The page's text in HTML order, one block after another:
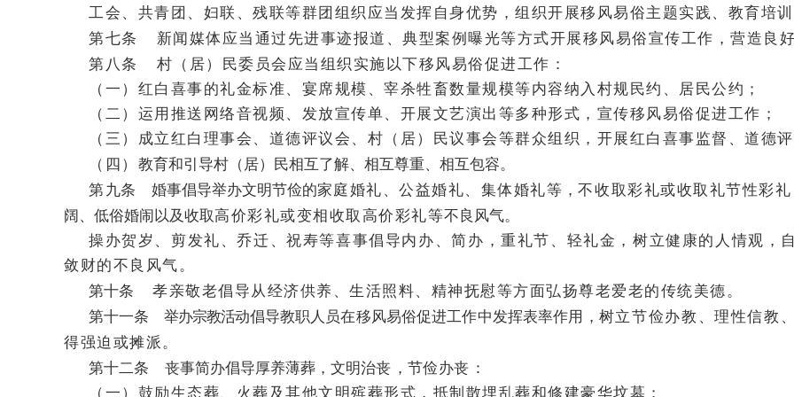
工会、共青团、妇联、残联等群团组织应当发挥自身优势，组织开展移风易俗主题实践、教育培
第七条
新闻媒体应当通过先进事迹报道、典型案例曝光等方式开展移风易俗宣传工作，营造良
第八条
村（居）民委员会应当组织实施以下移风易俗促进工作：
（一）红白喜事的礼金标准、宴席规模、宰杀牲畜数量规模等内容纳入村规民约、居民公约；
（二）运用推送网络音视频、发放宣传单、开展文艺演出等多种形式，宣传移风易俗促进工作；
（三）成立红白理事会、道德评议会、村（居）民议事会等群众组织，开展红白喜事监督、道德
（四） 教育和引导村（居）民相互了解、相互尊重、相互包容。
第九条 婚事倡导举办文明节俭的家庭婚礼、公益婚礼、集体婚礼等 ，不收取彩礼或收取礼节性彩
阔、低俗婚闹以及收取高价彩礼或变相收取高价彩礼等不良风气。
操办贺岁、剪发礼、乔迁、祝寿等喜事倡导内办、简办，重礼节、轻礼金，树立健康的人情观，
敛财的不良风气。
第十条
孝亲敬老倡导从经济供养、生活照料、精神抚慰等方面弘扬尊老爱老的传统美德。
第十一条
举办宗教活动倡导教职人员在移风易俗促进工作中发挥表率作用， 树立节俭办教、理性信教
得强迫或摊派。
第十二条
丧事简办倡导厚养薄葬，文明治丧 ，节俭办丧 ：
（一）鼓励生态葬、火葬及其他文明殡葬形式，抵制散埋乱葬和修建豪华坟墓；